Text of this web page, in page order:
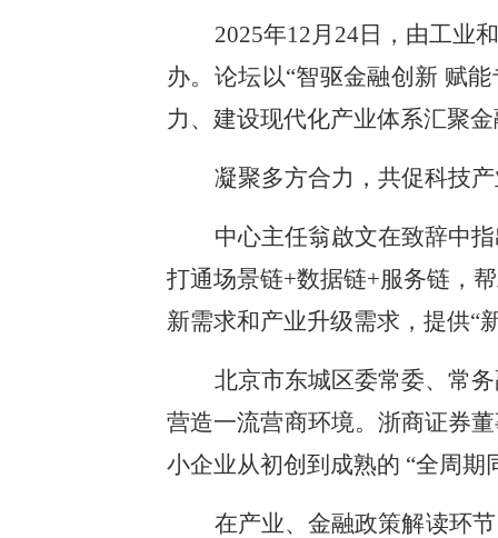
2025年12月24日，由工业
办。论坛以“智驱金融创新 赋
力、建设现代化产业体系汇聚
凝聚多方合力，共促科技
中心主任翁啟文在致辞中
打通场景链+数据链+服务链，
新需求和产业升级需求，提供“
北京市东城区委常委、常
营造一流营商环境。浙商证券
小企业从初创到成熟的 “全周期
在产业、金融政策解读环